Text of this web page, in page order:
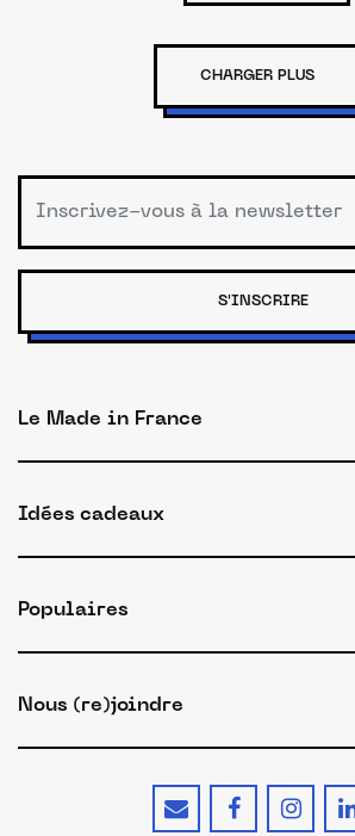
CHARGER PLUS
S'INSCRIRE
Le Made in France
Idées cadeaux
Populaires
Nous (re)joindre